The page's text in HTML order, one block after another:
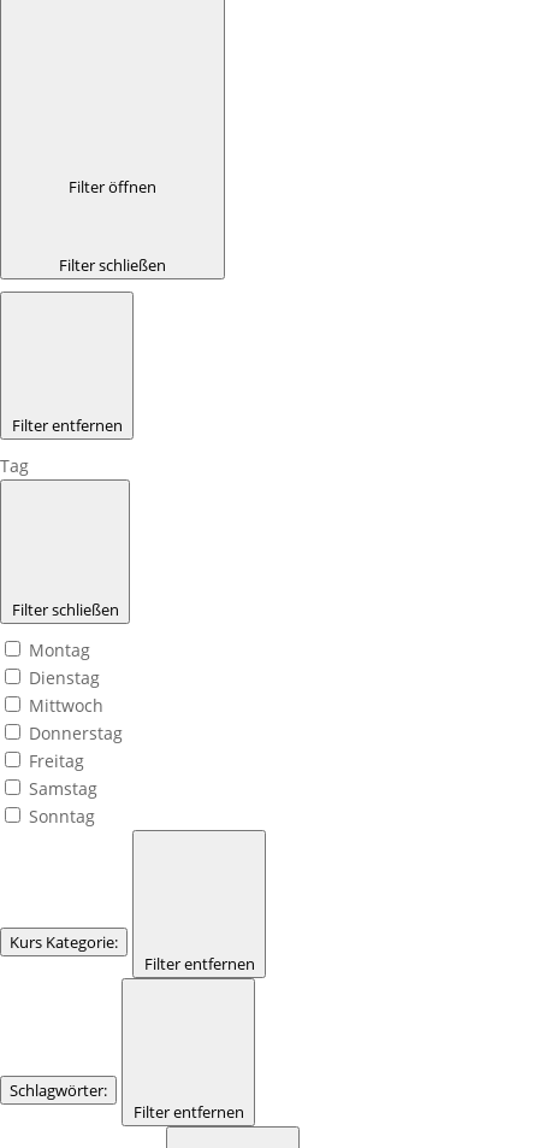
Filter öffnen
Filter schließen
Filter entfernen
Tag
Filter schließen
Montag
Dienstag
Mittwoch
Donnerstag
Freitag
Samstag
Sonntag
Kurs Kategorie:
Filter entfernen
Schlagwörter:
Filter entfernen